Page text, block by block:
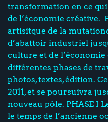
transformation en ce
de l’économie créative.
artisitque de la
d’abattoir industriel
culture et de
différentes phases de
photos, textes, édition.
2011, et se poursuivra
nouveau pôle. PHASE I
le temps de l’ancienne